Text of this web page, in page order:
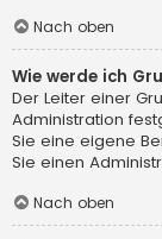
Nach oben
Wie werde ich
Der Leiter einer
Administration
Sie eine eigene
Sie einen
Nach oben